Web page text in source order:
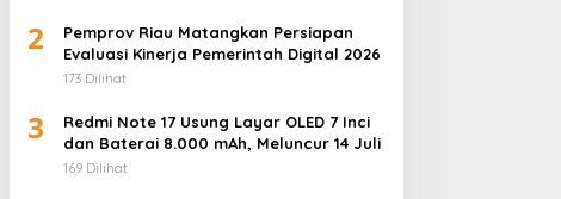
2
Pemprov Riau Matangkan Persiapan
Evaluasi Kinerja Pemerintah Digital 2026
173 Dilihat
3
Redmi Note 17 Usung Layar OLED 7 Inci
dan Baterai 8.000 mAh, Meluncur 14 Juli
169 Dilihat